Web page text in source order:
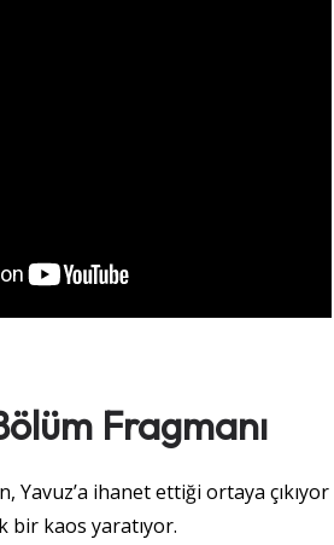
Fragmanı
Yavuz’a ihanet ettiği ortaya çıkıyor
bir kaos yaratıyor.